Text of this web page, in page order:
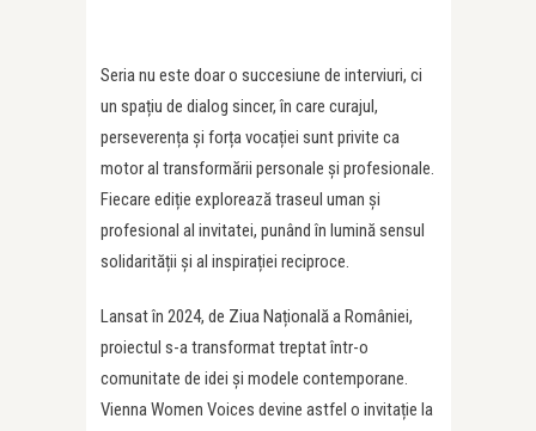
Seria nu este doar o succesiune de interviuri, ci
un spațiu de dialog sincer, în care curajul,
perseverența și forța vocației sunt privite ca
motor al transformării personale și profesionale.
Fiecare ediție explorează traseul uman și
profesional al invitatei, punând în lumină sensul
solidarității și al inspirației reciproce.
Lansat în 2024, de Ziua Națională a României,
proiectul s-a transformat treptat într-o
comunitate de idei și modele contemporane.
Vienna Women Voices devine astfel o invitație la